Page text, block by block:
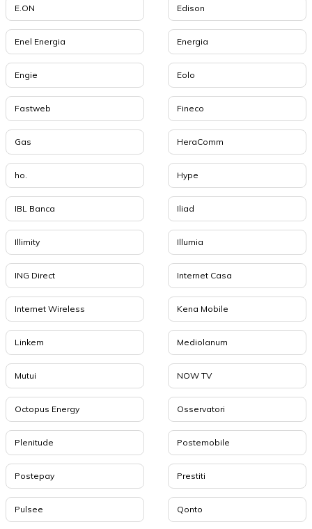
E.ON Edison
Enel Energia Energia
Engie Eolo
Fastweb Fineco
Gas HeraComm
ho. Hype
IBL Banca Iliad
Illimity Illumia
ING Direct Internet Casa
Internet Wireless Kena Mobile
Linkem Mediolanum
Mutui NOW TV
Octopus Energy Osservatori
Plenitude Postemobile
Postepay Prestiti
Pulsee Qonto